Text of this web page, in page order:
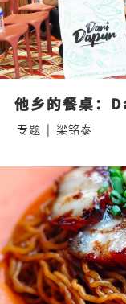
他乡的餐桌：
专题 | 梁铭泰